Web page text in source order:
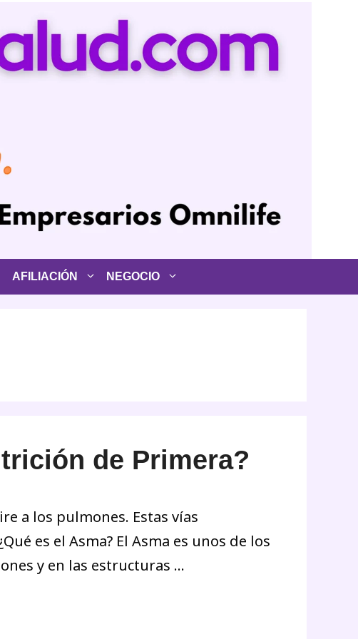
AFILIACIÓN NEGOCIO
de Primera?
a los pulmones. Estas vías
es el Asma? El Asma es unos de los
y en las estructuras …